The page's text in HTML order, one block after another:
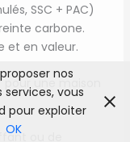
SSC + PAC)
carbone.
et en valeur.
une maison
ou de
nos
vous
pour exploiter
OK